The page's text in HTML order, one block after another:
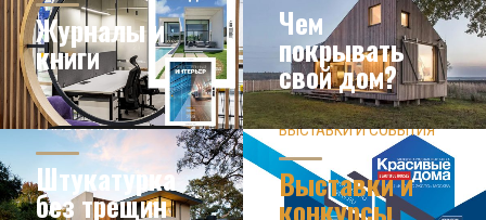
Журналы и
книги
НОВОСТИ ИЗ МИРА
ДИЗАЙНА
Чем
покрывать
свой дом?
УЗНАТЬ БОЛЬШЕ
ЗНАЕТЕ ЛИ ВЫ?
Штукатурка
без трещин
ВЫСТАВКИ И СОБЫТИЯ
Выставки и
конкурсы